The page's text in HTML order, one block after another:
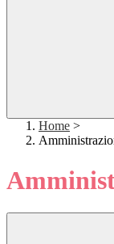
Home >